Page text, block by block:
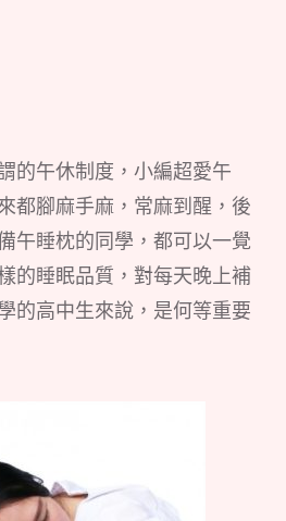
的午休制度，小編超愛午
都腳麻手麻，常麻到醒，後
午睡枕的同學，都可以一覺
的睡眠品質，對每天晚上補
的高中生來說，是何等重要